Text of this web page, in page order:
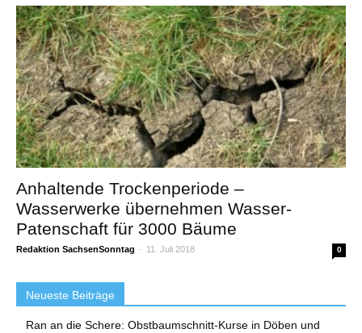
Anhaltende Trockenperiode –
Wasserwerke übernehmen Wasser-
Patenschaft für 3000 Bäume
Redaktion SachsenSonntag - 11. Juli 2018 0
Neueste Beiträge
Ran an die Schere: Obstbaumschnitt-Kurse in Döben und